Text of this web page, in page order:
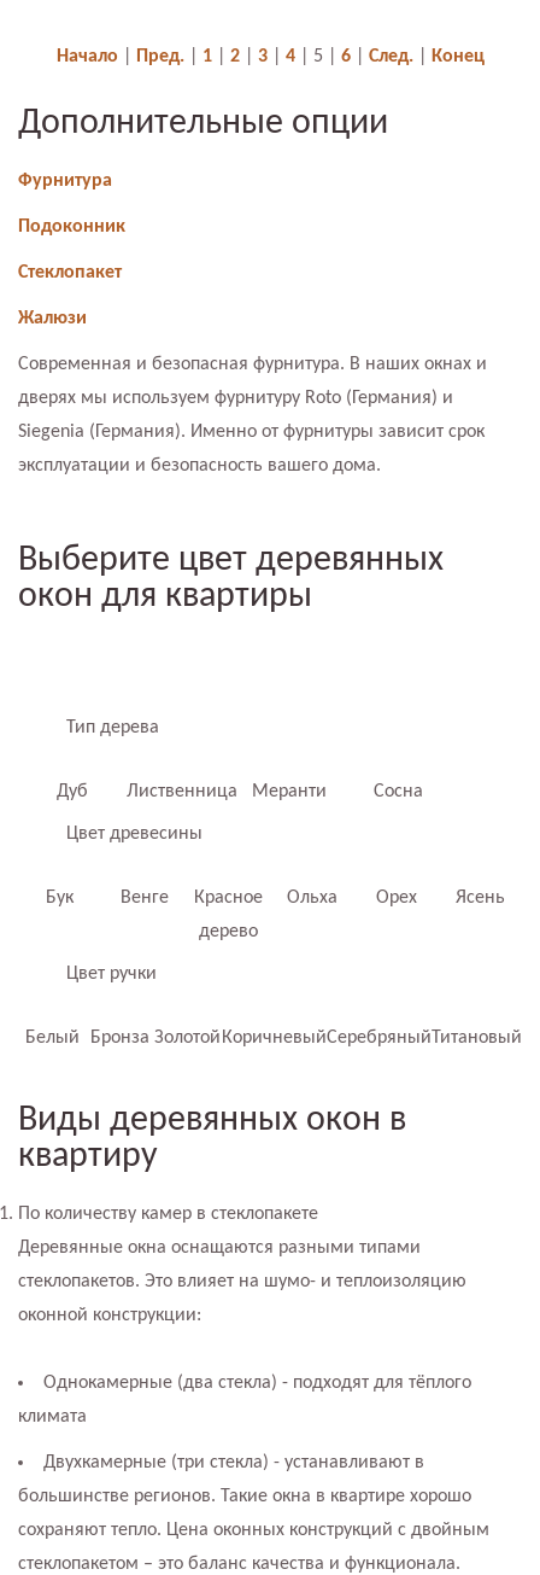
Начало Пред.| 1| 2| 3| 4| 5 6| След.| Конец
Дополнительные опции
Фурнитура
Подоконник
Стеклопакет
Жалюзи
Современная и безопасная фурнитура. В наших окнах и
дверях мы используем фурнитуру Roto (Германия) и
Siegenia (Германия). Именно от фурнитуры зависит срок
эксплуатации и безопасность вашего дома.
Выберите цвет деревянных
окон для квартиры
Тип дерева
Дуб Лиственница Меранти Сосна
Цвет древесины
Бук Венге
Красное
дерево
Ольха Орех Ясень
Цвет ручки
Белый Бронза Золотой КоричневыйСеребряный Титановый
Виды деревянных окон в
квартиру
По количеству камер в стеклопакете
Деревянные окна оснащаются разными типами
стеклопакетов. Это влияет на шумо- и теплоизоляцию
оконной конструкции:
Однокамерные (два стекла) - подходят для тёплого
климата
Двухкамерные (три стекла) - устанавливают в
большинстве регионов. Такие окна в квартире хорошо
сохраняют тепло. Цена оконных конструкций с двойным
стеклопакетом – это баланс качества и функционала.